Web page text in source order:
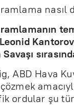
nasıl
Savaşı
ABD Hava
ordular şu